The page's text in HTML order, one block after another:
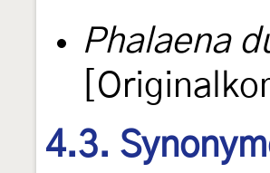
Phalaena
4.3.